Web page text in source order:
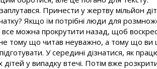
Принести у жертву мільйон
Якщо їм потрібні люди для
можна прокрутити назад, щоб
не тому що читав неуважно, а тому що
У середині дізнатися, як
у випадку втечі. Потім вже